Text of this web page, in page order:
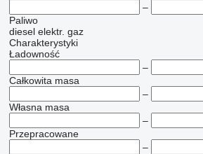
–
Paliwo
diesel elektr. gaz
Charakterystyki
Ładowność
–
Całkowita masa
–
Własna masa
–
Przepracowane
–